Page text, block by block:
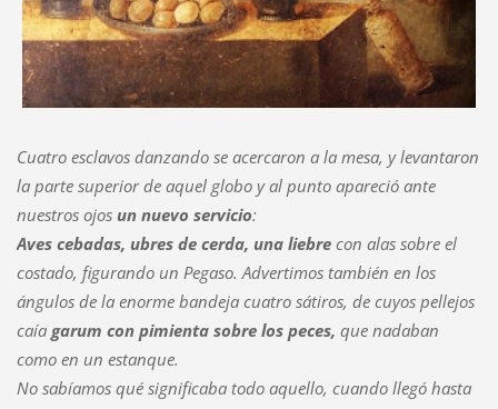
Cuatro esclavos danzando se acercaron a la mesa, y levantaron
la parte superior de aquel globo y al punto apareció ante
nuestros ojos un nuevo servicio:
Aves cebadas, ubres de cerda, una liebre con alas sobre el
costado, figurando un Pegaso. Advertimos también en los
ángulos de la enorme bandeja cuatro sátiros, de cuyos pellejos
caía garum con pimienta sobre los peces, que nadaban
como en un estanque.
No sabíamos qué significaba todo aquello, cuando llegó hasta